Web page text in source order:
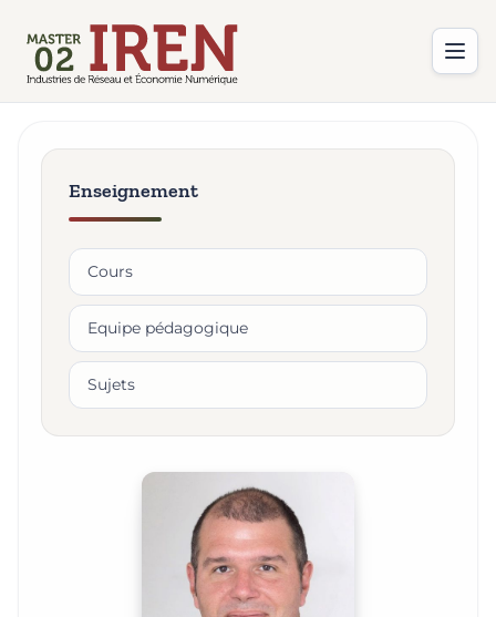
Enseignement
Cours
Equipe pédagogique
Sujets